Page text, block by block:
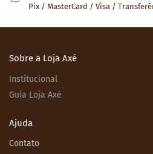
Pix / MasterCard / Visa /
Sobre a Loja Axé
Institucional
Guia Loja Axé
Ajuda
Contato